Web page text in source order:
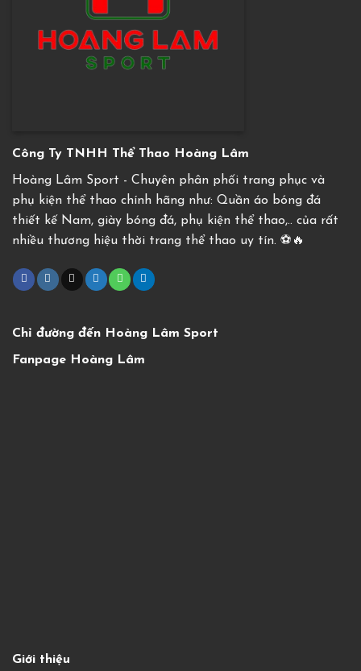
Công Ty TNHH Thể Thao Hoàng Lâm
Hoàng Lâm Sport - Chuyên phân phối trang phục và
phụ kiện thể thao chính hãng như: Quần áo bóng đá
thiết kế Nam, giày bóng đá, phụ kiện thể thao,.. của rất
nhiều thương hiệu thời trang thể thao uy tín. ⚽️🔥
Giới thiệu
Chỉ đường đến Hoàng Lâm Sport
Fanpage Hoàng Lâm